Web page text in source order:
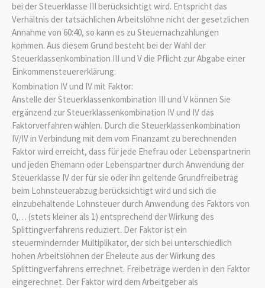
bei der Steuerklasse III berücksichtigt wird. Entspricht das
Verhältnis der tatsächlichen Arbeitslöhne nicht der gesetzlichen
Annahme von 60:40, so kann es zu Steuernachzahlungen
kommen. Aus diesem Grund besteht bei der Wahl der
Steuerklassenkombination III und V die Pflicht zur Abgabe einer
Einkommensteuererklärung.
Kombination IV und IV mit Faktor:
Anstelle der Steuerklassenkombination III und V können Sie
ergänzend zur Steuerklassenkombination IV und IV das
Faktorverfahren wählen. Durch die Steuerklassenkombination
IV/IV in Verbindung mit dem vom Finanzamt zu berechnenden
Faktor wird erreicht, dass für jede Ehefrau oder Lebenspartnerin
und jeden Ehemann oder Lebenspartner durch Anwendung der
Steuerklasse IV der für sie oder ihn geltende Grundfreibetrag
beim Lohnsteuerabzug berücksichtigt wird und sich die
einzubehaltende Lohnsteuer durch Anwendung des Faktors von
0,… (stets kleiner als 1) entsprechend der Wirkung des
Splittingverfahrens reduziert. Der Faktor ist ein
steuermindernder Multiplikator, der sich bei unterschiedlich
hohen Arbeitslöhnen der Eheleute aus der Wirkung des
Splittingverfahrens errechnet. Freibeträge werden in den Faktor
eingerechnet. Der Faktor wird dem Arbeitgeber als